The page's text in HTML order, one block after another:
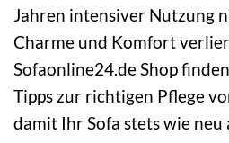
Jahren intensiver Nutzung
Charme und Komfort
Sofaonline24.de Shop
Tipps zur richtigen Pflege
damit Ihr Sofa stets wie neu